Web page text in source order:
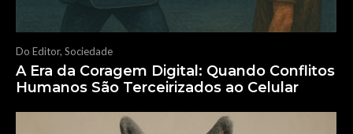
Do Editor, Sociedade
A Era da Coragem Digital: Quando Conflitos
Humanos São Terceirizados ao Celular